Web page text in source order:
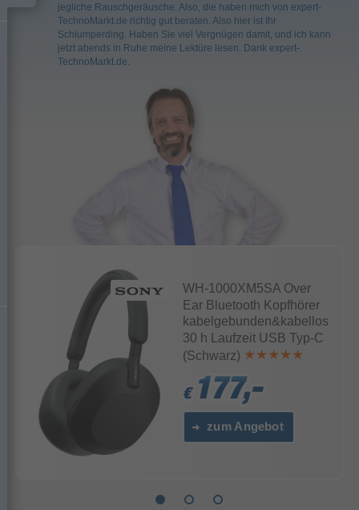
jegliche Rauschgeräusche. Also, die haben mich von expert-
TechnoMarkt.de richtig gut beraten. Also hier ist Ihr
Schlumperding. Haben Sie viel Vergnügen damit, und ich kann
jetzt abends in Ruhe meine Lektüre lesen. Dank expert-
TechnoMarkt.de.
WH-1000XM5SA Over
Ear Bluetooth Kopfhörer
kabelgebunden&kabellos
30 h Laufzeit USB Typ-C
(Schwarz)
€ 177,-
€ 177,-
€ 177,-
zum Angebot